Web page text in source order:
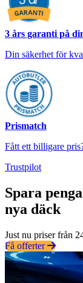
3 års garanti på
Din säkerhet för
Prismatch
Fått ett billigare
Trustpilot
Spara
nya däck
Just nu priser från
Få offerter